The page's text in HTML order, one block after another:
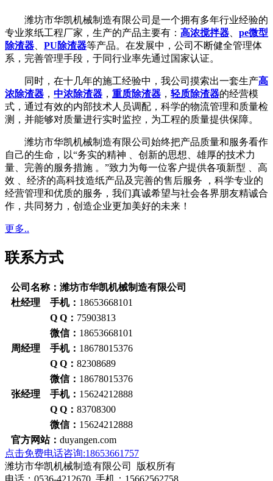
潍坊市华凯机械制造有限公司是一个拥有多年行业经验的
专业浆纸工程厂家，生产的产品主要有： 高浓搅拌器、 pe微型
除渣器、 PU除渣器等产品。在发展中，公司不断健全管理体
系，完善管理手段，于同行业率先通过国家认证。
同时，在十几年的施工经验中，我公司摸索出一套生产高
浓除渣器 ， 中浓除渣器 ， 重质除渣器 ， 轻质除渣器的经营模
式，通过有效的内部技术人员调配，科学的物流管理和质量检
测，并能够对质量进行实时监控，为工程的质量提供保障。
潍坊市华凯机械制造有限公司始终把产品质量和服务看作
自己的生命，以“务实的精神 、创新的思想、雄厚的技术力
量、完善的服务措施 。”致力为每一位客户提供各项新型 、高
效 、经济的高科技造纸产品及完善的售后服务 ，科学专业的
经营管理和优质的服务，我们真诚希望与社会各界朋友精诚合
作，共同努力，创造企业更加美好的未来！
更多..
联系方式
公司名称：潍坊市华凯机械制造有限公司
杜经理 手机： 18653668101
Q Q： 75903813
微信： 18653668101
周经理 手机： 18678015376
Q Q： 82308689
微信： 18678015376
张经理 手机： 15624212888
Q Q： 83708300
微信： 15624212888
官方网站： duyangen.com
点击免费电话咨询:18653661757
潍坊市华凯机械制造有限公司 版权所有